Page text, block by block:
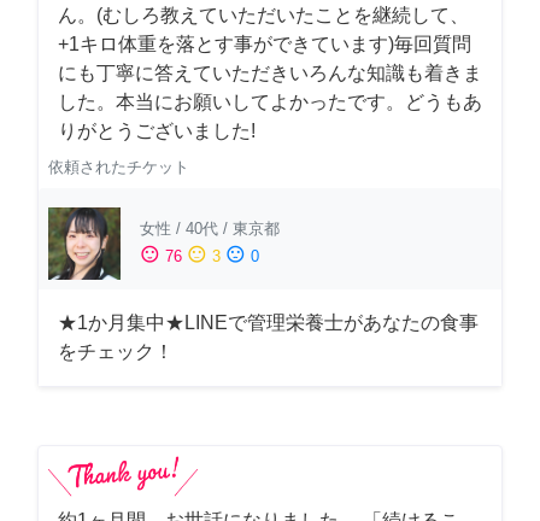
ん。(むしろ教えていただいたことを継続して、
+1キロ体重を落とす事ができています)毎回質問
にも丁寧に答えていただきいろんな知識も着きま
した。本当にお願いしてよかったです。どうもあ
りがとうございました!
依頼されたチケット
女性 / 40代 / 東京都
sentiment_satisfied 76 sentiment_neutral 3 sentiment_dissatisfied 0
★1か月集中★LINEで管理栄養士があなたの食事
をチェック！